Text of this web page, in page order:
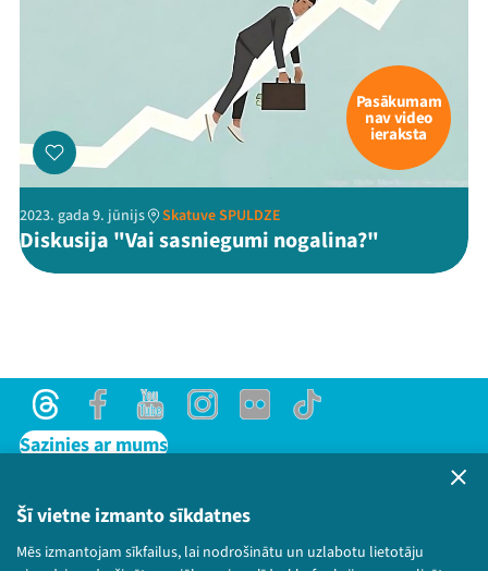
Šī vietne izmanto sīkdatnes
Mēs izmantojam sīkfailus, lai nodrošinātu un uzlabotu lietotāju
Pasākumam
nav video
ieraksta
2023. gada 9. jūnijs Skatuve SPULDZE
Diskusija "Vai sasniegumi nogalina?"
ThreadsFacebookYoutubeInstagram
Flick TikTok
Sazinies ar mums
Lietošanas noteikumi un sīkdatņu politika
Bērnu aizsardzības politika